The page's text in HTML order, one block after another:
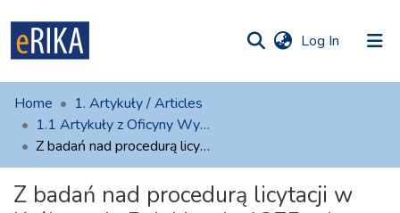
Log In (current)
UAFM
Information
Help
Home
1. Artykuły / Articles
1.1 Artykuły z Oficyny Wydawniczej AFM
Z badań nad procedurą licytacji w Królestwie Polskim do 1875 roku
Z badań nad procedurą licytacji w